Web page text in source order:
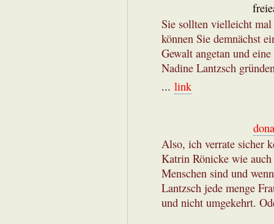
Sie sollten vielleicht
können Sie demnächst
Gewalt angetan und
Nadine Lantzsch
... link
Also, ich verrate sicher
Katrin Rönicke wie
Menschen sind und
Lantzsch jede menge
und nicht umgekehrt.